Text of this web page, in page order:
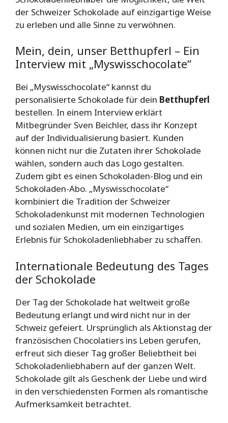
der Schweizer Schokolade auf einzigartige Weise
zu erleben und alle Sinne zu verwöhnen.
Mein, dein, unser Betthupferl – Ein
Interview mit „Myswisschocolate“
Bei „Myswisschocolate“ kannst du
personalisierte Schokolade für dein Betthupferl
bestellen. In einem Interview erklärt
Mitbegründer Sven Beichler, dass ihr Konzept
auf der Individualisierung basiert. Kunden
können nicht nur die Zutaten ihrer Schokolade
wählen, sondern auch das Logo gestalten.
Zudem gibt es einen Schokoladen-Blog und ein
Schokoladen-Abo. „Myswisschocolate“
kombiniert die Tradition der Schweizer
Schokoladenkunst mit modernen Technologien
und sozialen Medien, um ein einzigartiges
Erlebnis für Schokoladenliebhaber zu schaffen.
Internationale Bedeutung des Tages
der Schokolade
Der Tag der Schokolade hat weltweit große
Bedeutung erlangt und wird nicht nur in der
Schweiz gefeiert. Ursprünglich als Aktionstag der
französischen Chocolatiers ins Leben gerufen,
erfreut sich dieser Tag großer Beliebtheit bei
Schokoladenliebhabern auf der ganzen Welt.
Schokolade gilt als Geschenk der Liebe und wird
in den verschiedensten Formen als romantische
Aufmerksamkeit betrachtet.